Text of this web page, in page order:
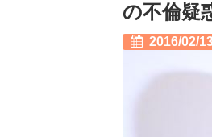
の不倫疑
2016/02/